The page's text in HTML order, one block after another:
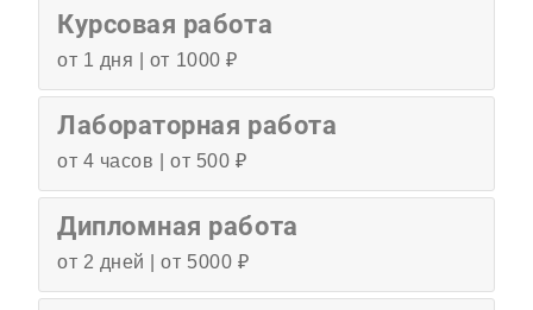
Курсовая работа
от 1 дня | от 1000 ₽
Лабораторная работа
от 4 часов | от 500 ₽
Дипломная работа
от 2 дней | от 5000 ₽